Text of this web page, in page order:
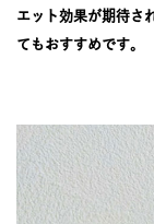
エット効果が期待さ
てもおすすめです。